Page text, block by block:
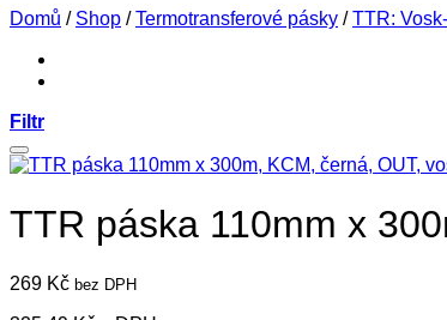
Domů / Shop / Termotransferové pásky / TTR:
Filtr
TTR páska 110mm x
269 Kč bez DPH